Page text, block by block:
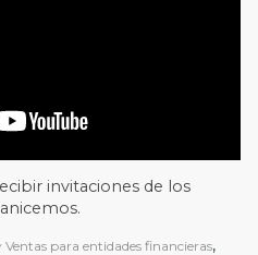
invitaciones de los
para entidades financieras,